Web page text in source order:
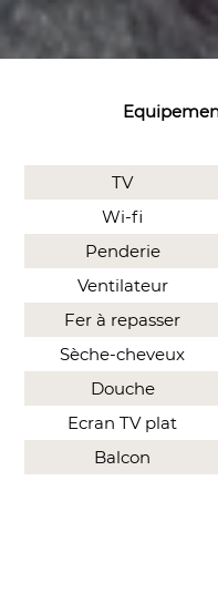
TV
Wi-fi
Penderie
Ventilateur
Fer à repasser
Sèche-cheveux
Douche
Ecran TV plat
Balcon